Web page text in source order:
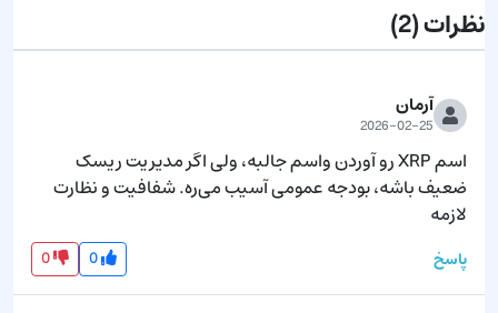
نظرات(2)
آرمان
2026-02-25
لازمه
پاسخ 0
0